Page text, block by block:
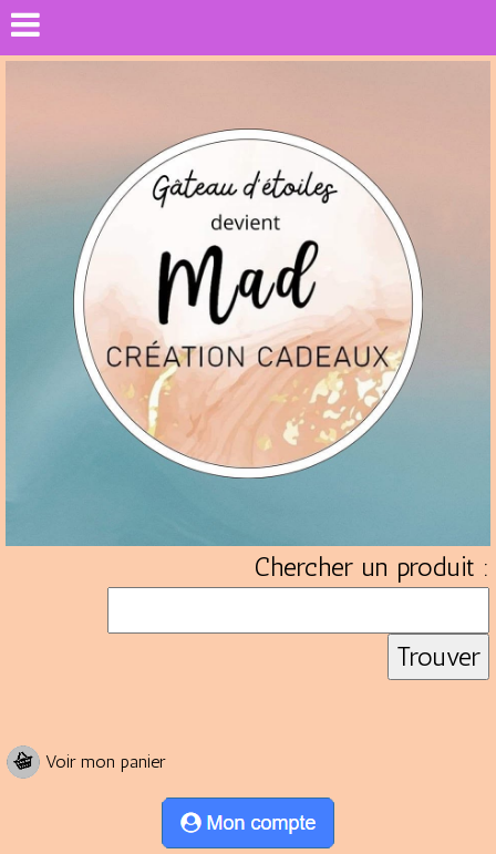
Chercher un produit :
Voir mon panier